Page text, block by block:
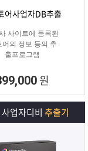
어사업자DB추출
사이트에 등록된
어의 정보 등의 추
출프로그램
원
업자디비 추출기